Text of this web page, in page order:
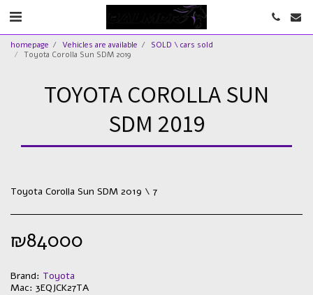
homepage Vehicles are available
SOLD \ cars sold
Toyota Corolla Sun SDM 2019
TOYOTA COROLLA SUN
SDM 2019
Toyota Corolla Sun SDM 2019 \ 7
₪84000
Brand: Toyota
Mac: 3EQJCK27TA